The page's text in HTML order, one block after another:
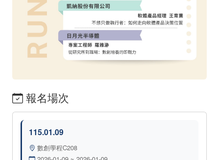
報名場次
115.01.09
數創學程C208